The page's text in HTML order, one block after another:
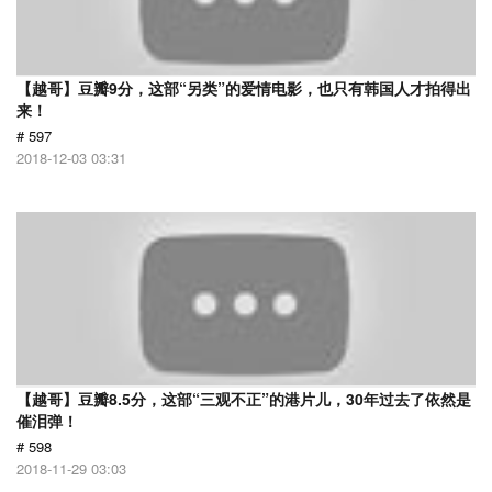
【越哥】豆瓣9分，这部“另类”的爱情电影，也只有韩国人才拍得出
来！
# 597
2018-12-03 03:31
【越哥】豆瓣8.5分，这部“三观不正”的港片儿，30年过去了依然是
催泪弹！
# 598
2018-11-29 03:03